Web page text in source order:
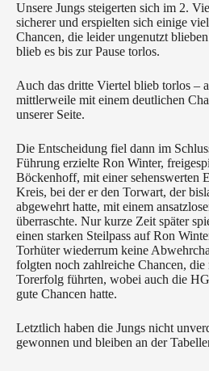
Unsere Jungs steigerten sich im 2.
sicherer und erspielten sich einige
Chancen, die leider ungenutzt
blieb es bis zur Pause torlos.
Auch das dritte Viertel blieb torlos –
mittlerweile mit einem deutlichen
unserer Seite.
Die Entscheidung fiel dann im
Führung erzielte Ron Winter,
Böckenhoff, mit einer sehenswerten
Kreis, bei der er den Torwart, der
abgewehrt hatte, mit einem
überraschte. Nur kurze Zeit später
einen starken Steilpass auf Ron
Torhüter wiederrum keine
folgten noch zahlreiche Chancen, die
Torerfolg führten, wobei auch die
gute Chancen hatte.
Letztlich haben die Jungs nicht
gewonnen und bleiben an der